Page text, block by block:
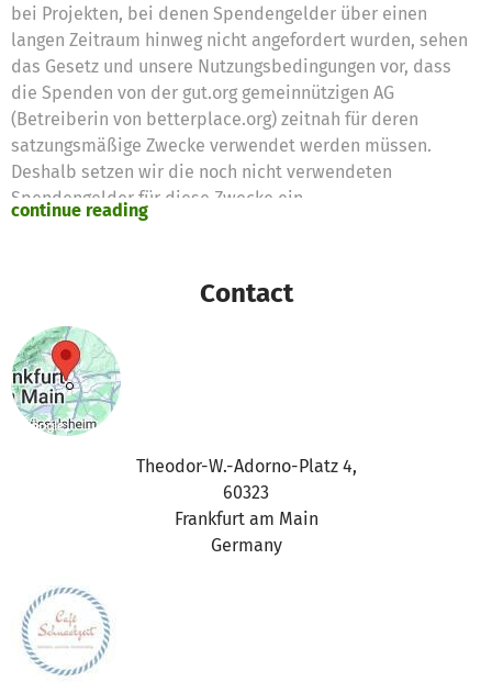
bei Projekten, bei denen Spendengelder über einen
langen Zeitraum hinweg nicht angefordert wurden, sehen
das Gesetz und unsere Nutzungsbedingungen vor, dass
die Spenden von der gut.org gemeinnützigen AG
(Betreiberin von betterplace.org) zeitnah für deren
satzungsmäßige Zwecke verwendet werden müssen.
Deshalb setzen wir die noch nicht verwendeten
Spendengelder für diese Zwecke ein
Vielen Dank für eure Unterstützung,
continue reading
Contact
Theodor-W.-Adorno-Platz 4,
60323
Frankfurt am Main
Germany